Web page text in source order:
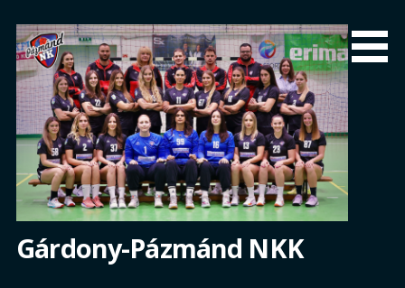
content
Gárdony-Pázmánd NKK